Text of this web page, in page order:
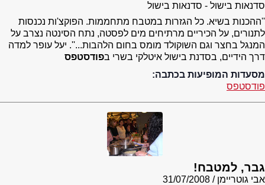
סדנאות בישול - סדנאות בישול
''ההכנות בשיא. כל הגזרות במטבח מתחממות. הפוקצ'ות נכנסות
לתנורים, על הכיריים מרתיחים מים לפסטה, נתח הסינטה נצרב על
המנגל בחצר וגם השוקולד מומס בחום הלהבות...''. יעל עופר למדה
דרך הידיים, בסדנת בישול איטלקי בשרי בפודסטפס
מסעדות המופיעות בכתבה:
פודסטפס
גבר, למטבח!
אבי גוטריימן 31/07/2008